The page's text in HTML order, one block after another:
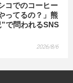
コでのコーヒー
ってるの？」熊
で問われるSNS
2026/8/6